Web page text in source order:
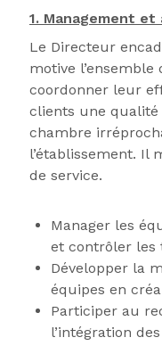
1. Management et
Le Directeur
motive
coordonner leur
clients une qualité
chambre
l’établissement. Il
de service.
Manager les
et contrôler les
Développer la
équipes en
Participer au
l’intégration